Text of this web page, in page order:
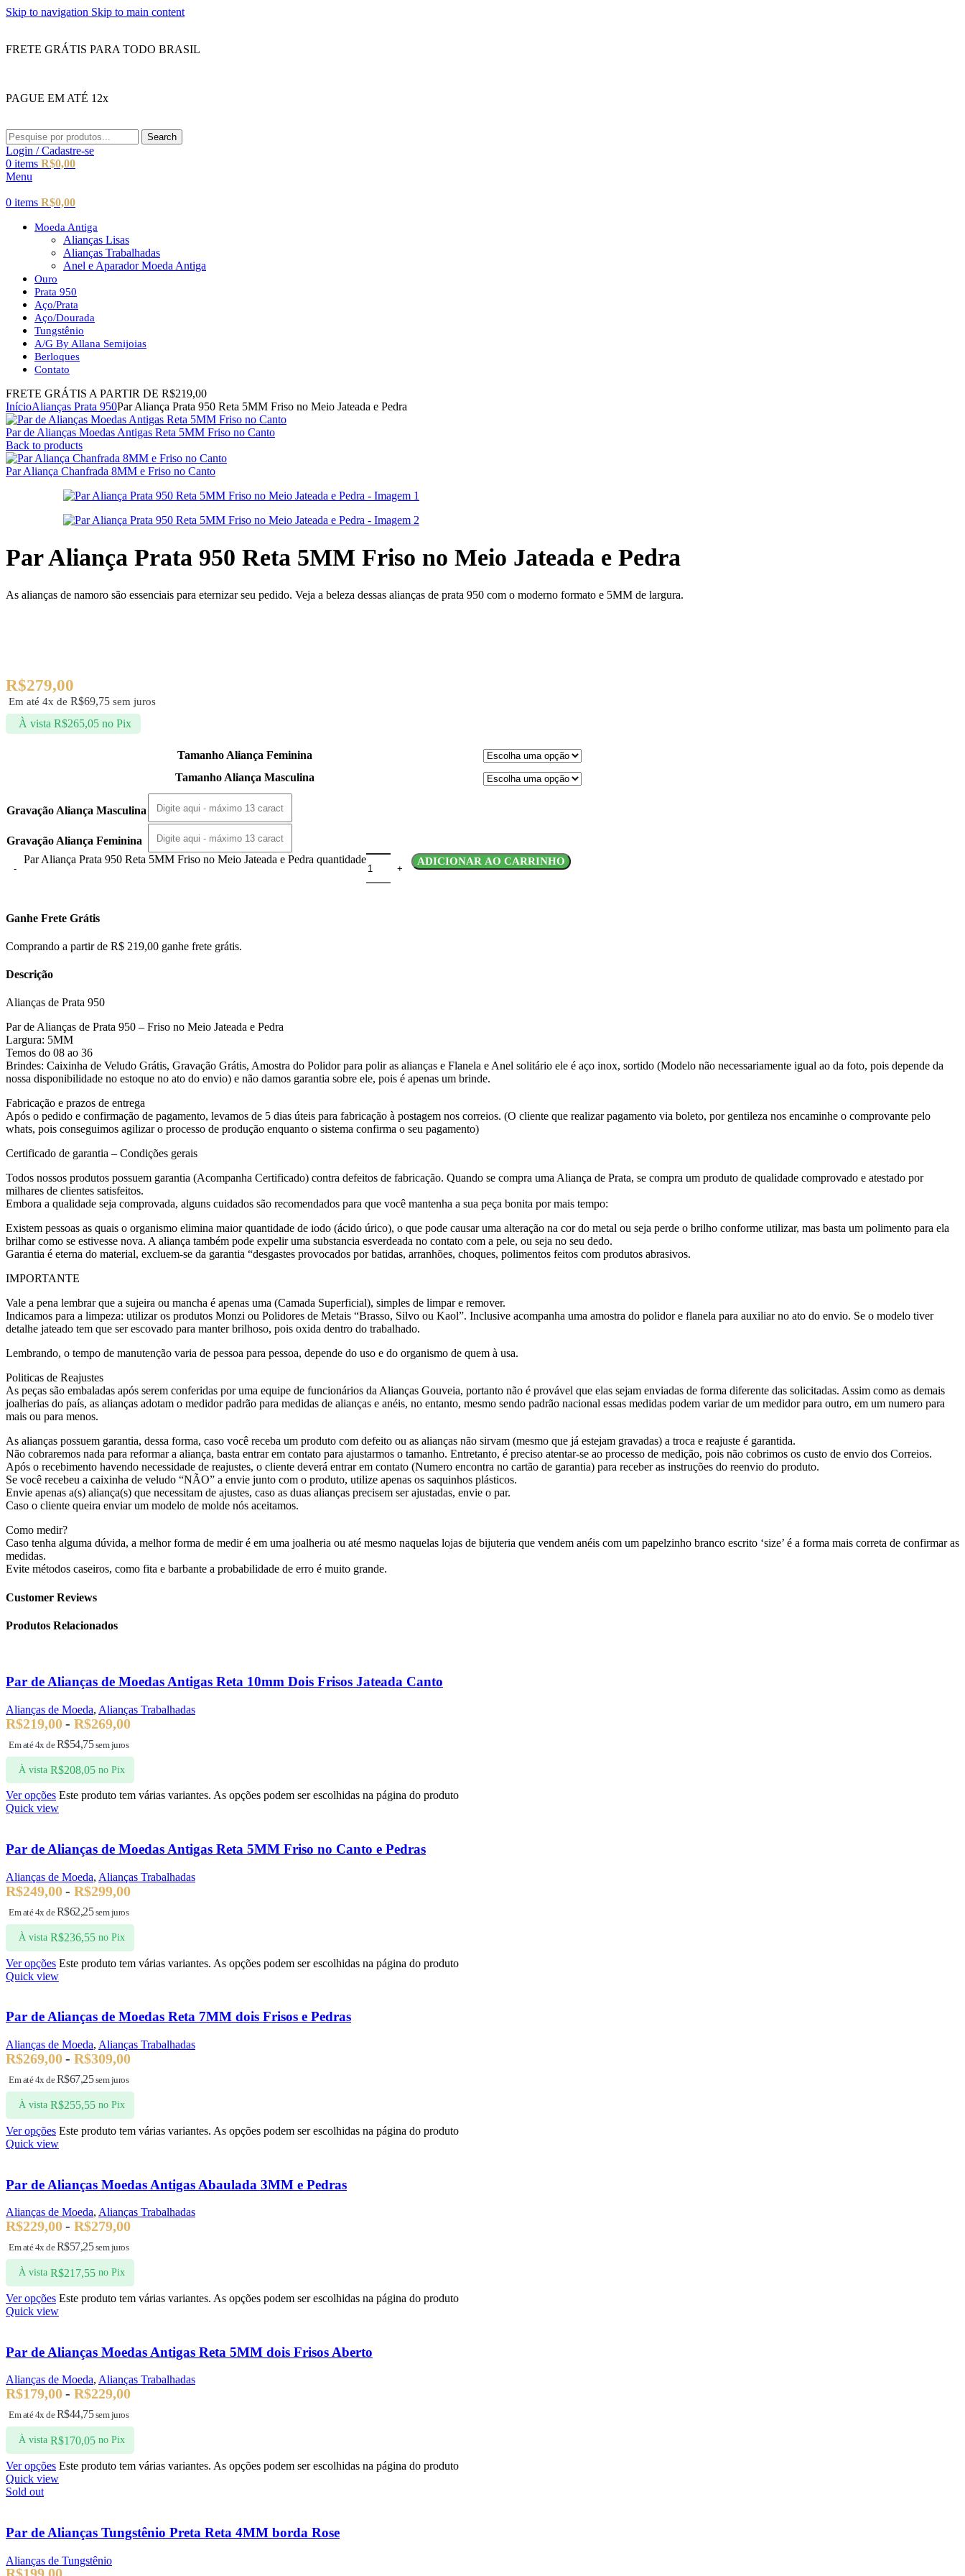
Skip to navigation Skip to main content
FRETE GRÁTIS PARA TODO BRASIL
PAGUE EM ATÉ 12x
Search
Login / Cadastre-se
0 items R$0,00
Menu
0 items R$0,00
Moeda Antiga
Alianças Lisas
Alianças Trabalhadas
Anel e Aparador Moeda Antiga
Ouro
Prata 950
Aço/Prata
Aço/Dourada
Tungstênio
A/G By Allana Semijoias
Berloques
Contato
FRETE GRÁTIS A PARTIR DE R$219,00
InícioAlianças Prata 950Par Aliança Prata 950 Reta 5MM Friso no Meio Jateada e Pedra
Par de Alianças Moedas Antigas Reta 5MM Friso no Canto
Back to products
Par Aliança Chanfrada 8MM e Friso no Canto
Par Aliança Prata 950 Reta 5MM Friso no Meio Jateada e Pedra
As alianças de namoro são essenciais para eternizar seu pedido. Veja a beleza dessas alianças de prata 950 com o moderno formato e 5MM de largura.
R$279,00
Em até 4x de R$69,75 sem juros
À vista R$265,05 no Pix
Tamanho Aliança Feminina
Tamanho Aliança Masculina
Gravação Aliança Masculina
Gravação Aliança Feminina
Par Aliança Prata 950 Reta 5MM Friso no Meio Jateada e Pedra quantidade
ADICIONAR AO CARRINHO
Ganhe Frete Grátis
Comprando a partir de R$ 219,00 ganhe frete grátis.
Descrição
Alianças de Prata 950
Par de Alianças de Prata 950 – Friso no Meio Jateada e Pedra
Largura: 5MM
Temos do 08 ao 36
Brindes: Caixinha de Veludo Grátis, Gravação Grátis, Amostra do Polidor para polir as alianças e Flanela e Anel solitário ele é aço inox, sortido (Modelo não necessariamente igual ao da foto, pois depende da
nossa disponibilidade no estoque no ato do envio) e não damos garantia sobre ele, pois é apenas um brinde.
Fabricação e prazos de entrega
Após o pedido e confirmação de pagamento, levamos de 5 dias úteis para fabricação à postagem nos correios. (O cliente que realizar pagamento via boleto, por gentileza nos encaminhe o comprovante pelo
whats, pois conseguimos agilizar o processo de produção enquanto o sistema confirma o seu pagamento)
Certificado de garantia – Condições gerais
Todos nossos produtos possuem garantia (Acompanha Certificado) contra defeitos de fabricação. Quando se compra uma Aliança de Prata, se compra um produto de qualidade comprovado e atestado por
milhares de clientes satisfeitos.
Embora a qualidade seja comprovada, alguns cuidados são recomendados para que você mantenha a sua peça bonita por mais tempo:
Existem pessoas as quais o organismo elimina maior quantidade de iodo (ácido úrico), o que pode causar uma alteração na cor do metal ou seja perde o brilho conforme utilizar, mas basta um polimento para ela
brilhar como se estivesse nova. A aliança também pode expelir uma substancia esverdeada no contato com a pele, ou seja no seu dedo.
Garantia é eterna do material, excluem-se da garantia “desgastes provocados por batidas, arranhões, choques, polimentos feitos com produtos abrasivos.
IMPORTANTE
Vale a pena lembrar que a sujeira ou mancha é apenas uma (Camada Superficial), simples de limpar e remover.
Indicamos para a limpeza: utilizar os produtos Monzi ou Polidores de Metais “Brasso, Silvo ou Kaol”. Inclusive acompanha uma amostra do polidor e flanela para auxiliar no ato do envio. Se o modelo tiver
detalhe jateado tem que ser escovado para manter brilhoso, pois oxida dentro do trabalhado.
Lembrando, o tempo de manutenção varia de pessoa para pessoa, depende do uso e do organismo de quem à usa.
Politicas de Reajustes
As peças são embaladas após serem conferidas por uma equipe de funcionários da Alianças Gouveia, portanto não é provável que elas sejam enviadas de forma diferente das solicitadas. Assim como as demais
joalherias do país, as alianças adotam o medidor padrão para medidas de alianças e anéis, no entanto, mesmo sendo padrão nacional essas medidas podem variar de um medidor para outro, em um numero para
mais ou para menos.
As alianças possuem garantia, dessa forma, caso você receba um produto com defeito ou as alianças não sirvam (mesmo que já estejam gravadas) a troca e reajuste é garantida.
Não cobraremos nada para reformar a aliança, basta entrar em contato para ajustarmos o tamanho. Entretanto, é preciso atentar-se ao processo de medição, pois não cobrimos os custo de envio dos Correios.
Após o recebimento havendo necessidade de reajustes, o cliente deverá entrar em contato (Numero encontra no cartão de garantia) para receber as instruções do reenvio do produto.
Se você recebeu a caixinha de veludo “NÃO” a envie junto com o produto, utilize apenas os saquinhos plásticos.
Envie apenas a(s) aliança(s) que necessitam de ajustes, caso as duas alianças precisem ser ajustadas, envie o par.
Caso o cliente queira enviar um modelo de molde nós aceitamos.
Como medir?
Caso tenha alguma dúvida, a melhor forma de medir é em uma joalheria ou até mesmo naquelas lojas de bijuteria que vendem anéis com um papelzinho branco escrito ‘size’ é a forma mais correta de confirmar as
medidas.
Evite métodos caseiros, como fita e barbante a probabilidade de erro é muito grande.
Customer Reviews
Produtos Relacionados
Par de Alianças de Moedas Antigas Reta 10mm Dois Frisos Jateada Canto
Alianças de Moeda, Alianças Trabalhadas
R$219,00- R$269,00
Em até 4x deR$54,75sem juros
À vista R$208,05 no Pix
Ver opções Este produto tem várias variantes. As opções podem ser escolhidas na página do produto
Quick view
Par de Alianças de Moedas Antigas Reta 5MM Friso no Canto e Pedras
Alianças de Moeda, Alianças Trabalhadas
R$249,00- R$299,00
Em até 4x deR$62,25sem juros
À vista R$236,55 no Pix
Ver opções Este produto tem várias variantes. As opções podem ser escolhidas na página do produto
Quick view
Par de Alianças de Moedas Reta 7MM dois Frisos e Pedras
Alianças de Moeda, Alianças Trabalhadas
R$269,00- R$309,00
Em até 4x deR$67,25sem juros
À vista R$255,55 no Pix
Ver opções Este produto tem várias variantes. As opções podem ser escolhidas na página do produto
Quick view
Par de Alianças Moedas Antigas Abaulada 3MM e Pedras
Alianças de Moeda, Alianças Trabalhadas
R$229,00- R$279,00
Em até 4x deR$57,25sem juros
À vista R$217,55 no Pix
Ver opções Este produto tem várias variantes. As opções podem ser escolhidas na página do produto
Quick view
Par de Alianças Moedas Antigas Reta 5MM dois Frisos Aberto
Alianças de Moeda, Alianças Trabalhadas
R$179,00- R$229,00
Em até 4x deR$44,75sem juros
À vista R$170,05 no Pix
Ver opções Este produto tem várias variantes. As opções podem ser escolhidas na página do produto
Quick view
Sold out
Par de Alianças Tungstênio Preta Reta 4MM borda Rose
Alianças de Tungstênio